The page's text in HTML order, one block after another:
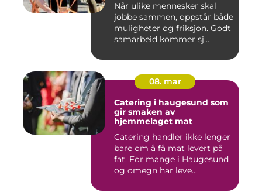
Når ulike mennesker skal
jobbe sammen, oppstår både
muligheter og friksjon. Godt
samarbeid kommer sj...
08. mar
Catering i haugesund som
gir smaken av
hjemmelaget mat
Catering handler ikke lenger
bare om å få mat levert på
fat. For mange i Haugesund
og omegn har leve...